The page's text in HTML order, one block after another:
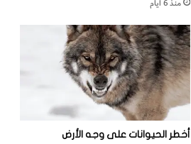
منذ 6 أيام
أخطر الحيوانات على وجه الأرض